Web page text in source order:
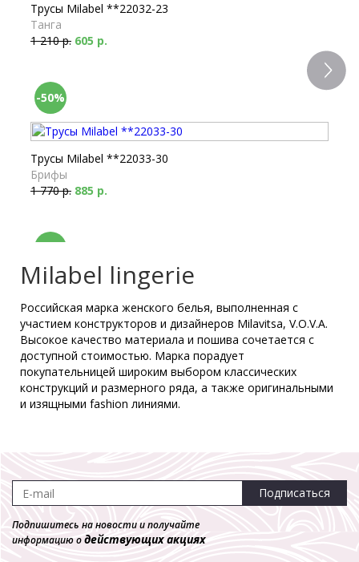
Трусы Milabel **22032-23
Танга
1 210 р. 605 р.
-50%
Трусы Milabel **22033-30
Брифы
1 770 р. 885 р.
-70%
Трусы Milabel **20116
Слип
680 р. 204 р.
-70%
1 000 р.
Milabel lingerie
Российская марка женского белья, выполненная с
участием конструкторов и дизайнеров Milavitsa, V.O.V.A.
Высокое качество материала и пошива сочетается с
доступной стоимостью. Марка порадует
покупательницей широким выбором классических
конструкций и размерного ряда, а также оригинальными
и изящными fashion линиями.
Подписаться
Подпишитесь на новости и получайте
информацию одействующих акциях